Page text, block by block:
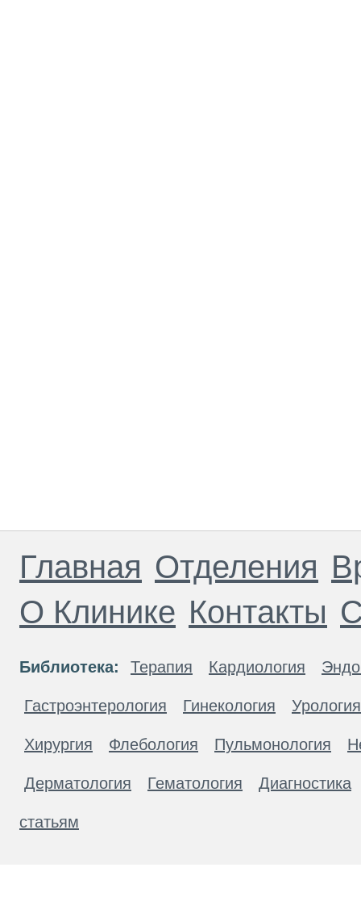
Главная Отделения
О Клинике Контакты
Библиотека: Терапия Кардиология
Гастроэнтерология Гинекология Урология
Хирургия Флебология Пульмонология
Дерматология Гематология Диагностика
статьям